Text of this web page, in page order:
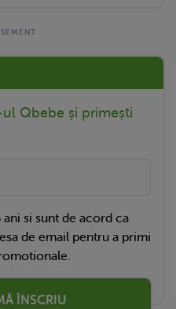
Qbebe și primești
si sunt de acord ca
de email pentru a primi
ÎNSCRIU